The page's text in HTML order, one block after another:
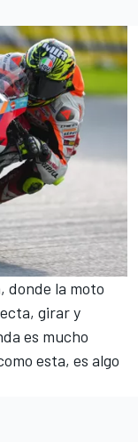
donde la moto
girar y
es mucho
esta, es algo